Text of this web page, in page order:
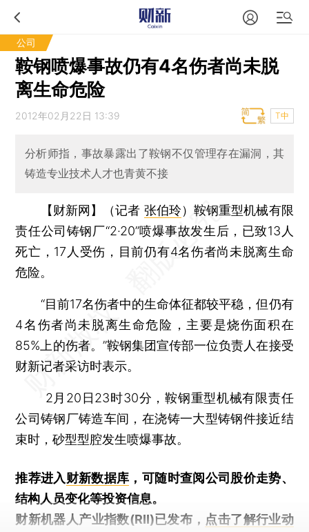
公司
鞍钢喷爆事故仍有4名伤者尚未脱
离生命危险
2012年02月22日 13:39 T中
分析师指，事故暴露出了鞍钢不仅管理存在漏洞，其
铸造专业技术人才也青黄不接
【财新网】（记者 张伯玲） 鞍钢重型机械有限
责任公司铸钢厂“2·20”喷爆事故发生后，已致13人
死亡，17人受伤，目前仍有4名伤者尚未脱离生命
危险。
“目前17名伤者中的生命体征都较平稳，但仍有
4名伤者尚未脱离生命危险，主要是烧伤面积在
85%上的伤者。”鞍钢集团宣传部一位负责人在接受
财新记者采访时表示。
2月20日23时30分，鞍钢重型机械有限责任
公司铸钢厂铸造车间，在浇铸一大型铸钢件接近结
束时，砂型型腔发生喷爆事故。
推荐进入财新数据库 ，可随时查阅公司股价走势、
结构人员变化等投资信息。
财新机器人产业指数(RII)已发布， 点击了解行业动